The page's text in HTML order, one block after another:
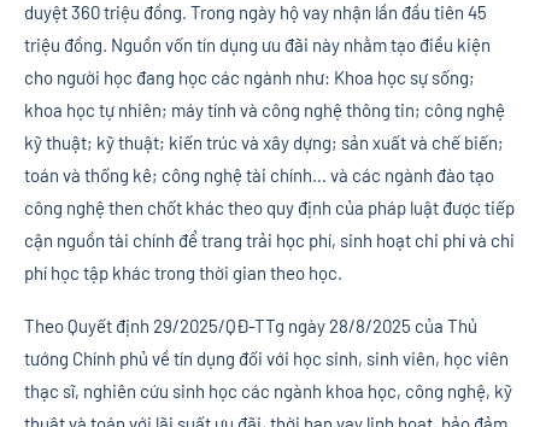
duyệt 360 triệu đồng. Trong ngày hộ vay nhận lần đầu tiên 45
triệu đồng. Nguồn vốn tín dụng ưu đãi này nhằm tạo điều kiện
cho người học đang học các ngành như: Khoa học sự sống;
khoa học tự nhiên; máy tính và công nghệ thông tin; công nghệ
kỹ thuật; kỹ thuật; kiến trúc và xây dựng; sản xuất và chế biến;
toán và thống kê; công nghệ tài chính… và các ngành đào tạo
công nghệ then chốt khác theo quy định của pháp luật được tiếp
cận nguồn tài chính để trang trải học phí, sinh hoạt chi phí và chi
phí học tập khác trong thời gian theo học.
Theo Quyết định 29/2025/QĐ-TTg ngày 28/8/2025 của Thủ
tướng Chính phủ về tín dụng đối với học sinh, sinh viên, học viên
thạc sĩ, nghiên cứu sinh học các ngành khoa học, công nghệ, kỹ